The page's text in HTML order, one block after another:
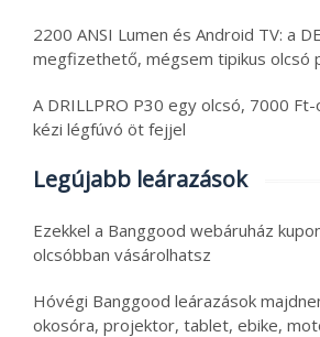
2200 ANSI Lumen és Android TV: a
megfizethető, mégsem tipikus olcsó
A DRILLPRO P30 egy olcsó, 7000
kézi légfúvó öt fejjel
Legújabb leárazások
Ezekkel a Banggood webáruház
olcsóbban vásárolhatsz
Hóvégi Banggood leárazások
okosóra, projektor, tablet, ebike,